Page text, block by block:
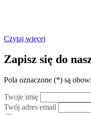
Czytaj więcej
Zapisz się do
Pola oznaczone (*) są
Twoje imię
Twój adres email